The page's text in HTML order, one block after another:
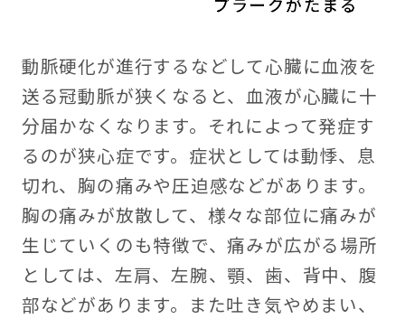
動脈硬化が進行するなどして心臓に血液を
送る冠動脈が狭くなると、血液が心臓に十
分届かなくなります。それによって発症す
るのが狭心症です。症状としては動悸、息
切れ、胸の痛みや圧迫感などがあります。
胸の痛みが放散して、様々な部位に痛みが
生じていくのも特徴で、痛みが広がる場所
としては、左肩、左腕、顎、歯、背中、腹
部などがあります。また吐き気やめまい、